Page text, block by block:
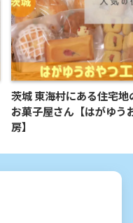
茨城 東海村にある住宅地
お菓子屋さん【はがゆう
房】